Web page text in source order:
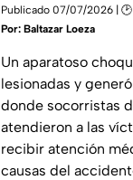
Publicado 07/07/2026 | 🕑
Por: Baltazar Loeza
Un aparatoso
lesionadas y
donde socorristas
atendieron a las
recibir atención
causas del